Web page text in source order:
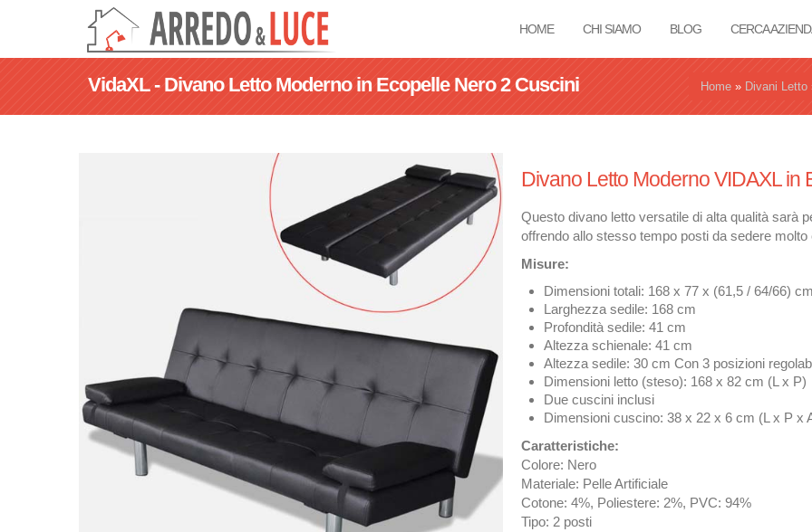
HOME CHI SIAMO BLOG CERCA
VidaXL - Divano Letto Moderno in Ecopelle Nero 2 Cuscini Tu sei quiHome » Divani Letto
Divano Letto Moderno VIDAXL in
Questo divano letto versatile di alta qualità sarà
offrendo allo stesso tempo posti da sedere
Misure:
Dimensioni totali: 168 x 77 x (61,5 / 64/66)
Larghezza sedile: 168 cm
Profondità sedile: 41 cm
Altezza schienale: 41 cm
Altezza sedile: 30 cm Con 3 posizioni
Dimensioni letto (steso): 168 x 82 cm (L x P)
Due cuscini inclusi
Dimensioni cuscino: 38 x 22 x 6 cm (L x P x
Caratteristiche:
Colore: Nero
Materiale: Pelle Artificiale
Cotone: 4%, Poliestere: 2%, PVC: 94%
Tipo: 2 posti